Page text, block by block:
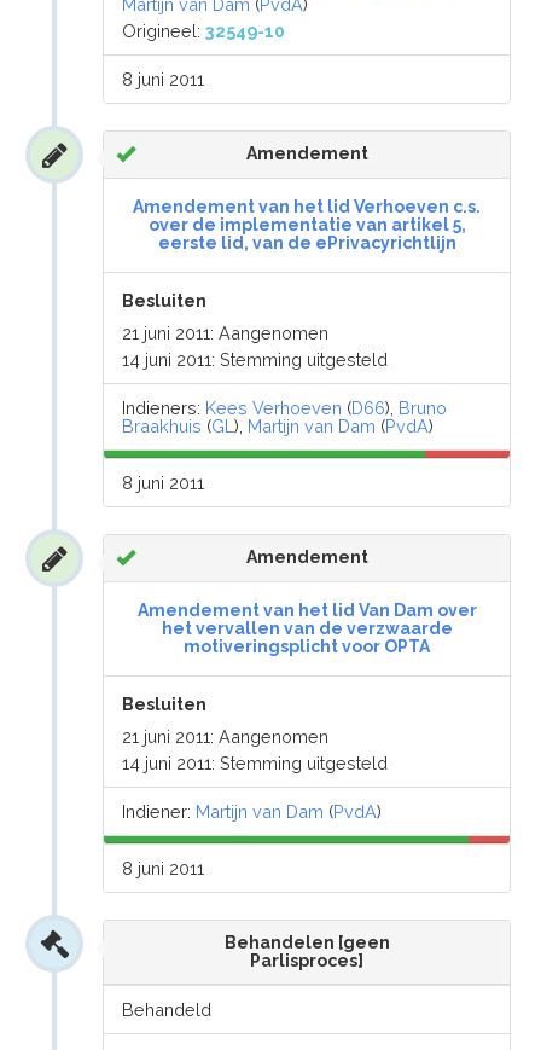
Martijn van Dam (PvdA)
Origineel:32549-10
8 juni 2011
Amendement
Amendement van het lid Verhoeven c.s.
over de implementatie van artikel 5,
eerste lid, van de ePrivacyrichtlijn
Besluiten
21 juni 2011: Aangenomen
14 juni 2011: Stemming uitgesteld
Indieners: Kees Verhoeven (D66), Bruno
Braakhuis (GL), Martijn van Dam (PvdA)
8 juni 2011
Amendement
Amendement van het lid Van Dam over
het vervallen van de verzwaarde
motiveringsplicht voor OPTA
Besluiten
21 juni 2011: Aangenomen
14 juni 2011: Stemming uitgesteld
Indiener: Martijn van Dam (PvdA)
8 juni 2011
Behandelen [geen
Parlisproces]
Behandeld